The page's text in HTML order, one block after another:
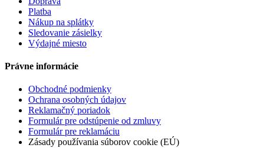
Platba
Nákup na splátky
Sledovanie zásielky
Výdajné miesto
Právne informácie
Obchodné podmienky
Ochrana osobných údajov
Reklamačný poriadok
Formulár pre odstúpenie od zmluvy
Formulár pre reklamáciu
Zásady používania súborov cookie (EÚ)